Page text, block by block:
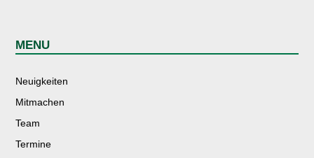
MENU
Neuigkeiten
Mitmachen
Team
Termine